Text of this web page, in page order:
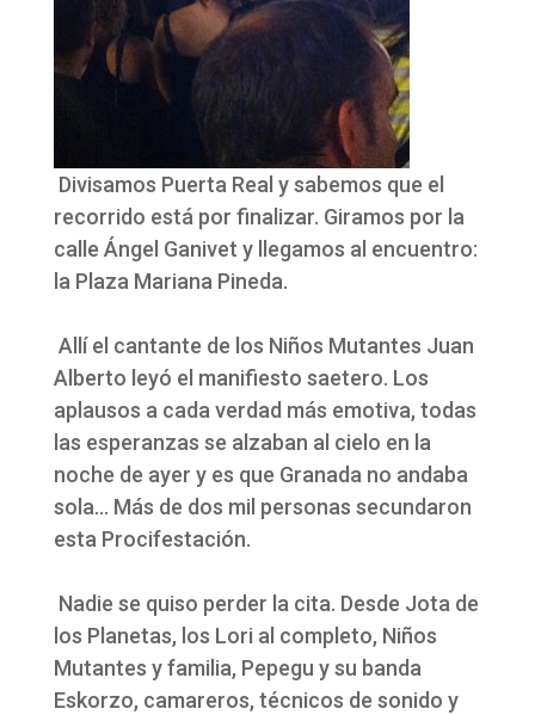
Divisamos Puerta Real y sabemos que el
recorrido está por finalizar. Giramos por la
calle Ángel Ganivet y llegamos al encuentro:
la Plaza Mariana Pineda.
Allí el cantante de los Niños Mutantes Juan
Alberto leyó el manifiesto saetero. Los
aplausos a cada verdad más emotiva, todas
las esperanzas se alzaban al cielo en la
noche de ayer y es que Granada no andaba
sola… Más de dos mil personas secundaron
esta Procifestación.
Nadie se quiso perder la cita. Desde Jota de
los Planetas, los Lori al completo, Niños
Mutantes y familia, Pepegu y su banda
Eskorzo, camareros, técnicos de sonido y